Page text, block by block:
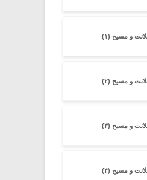
و مسیح (۱)
و مسیح (۲)
و مسیح (۳)
و مسیح (۴)